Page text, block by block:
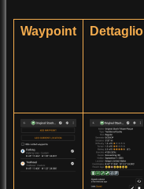
Waypoint Dettaglio